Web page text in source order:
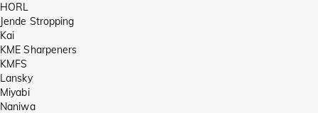
HORL
Jende Stropping
Kai
KME Sharpeners
KMFS
Lansky
Miyabi
Naniwa